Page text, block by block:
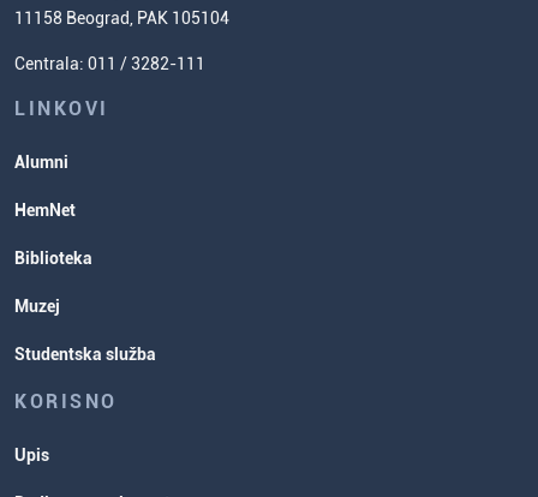
Usavršavanje za nastavnike hemije
Poverenik za ravnopravnost
Studentske organizacije
Cenovnik studija
11158 Beograd, PAK 105104
Centrala: 011 / 3282-111
LINKOVI
Alumni
HemNet
Biblioteka
Muzej
Studentska služba
KORISNO
Upis